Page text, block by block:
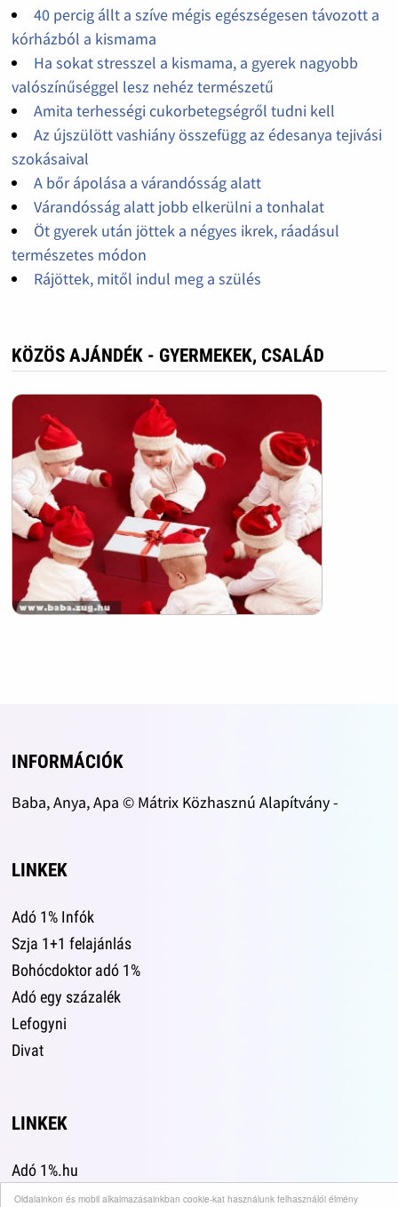
Oldalainkon és mobil alkalmazásainkban cookie-kat használunk felhasználói élmény
40 percig állt a szíve mégis egészségesen távozott a
kórházból a kismama
Ha sokat stresszel a kismama, a gyerek nagyobb
valószínűséggel lesz nehéz természetű
Amita terhességi cukorbetegségről tudni kell
Az újszülött vashiány összefügg az édesanya tejivási
szokásaival
A bőr ápolása a várandósság alatt
Várandósság alatt jobb elkerülni a tonhalat
Öt gyerek után jöttek a négyes ikrek, ráadásul
természetes módon
Rájöttek, mitől indul meg a szülés
KÖZÖS AJÁNDÉK - GYERMEKEK, CSALÁD
INFORMÁCIÓK
Baba, Anya, Apa © Mátrix Közhasznú Alapítvány -
LINKEK
Adó 1% Infók
Szja 1+1 felajánlás
Bohócdoktor adó 1%
Adó egy százalék
Lefogyni
Divat
LINKEK
Adó 1%.hu
Bohócdoktorok szja 1%